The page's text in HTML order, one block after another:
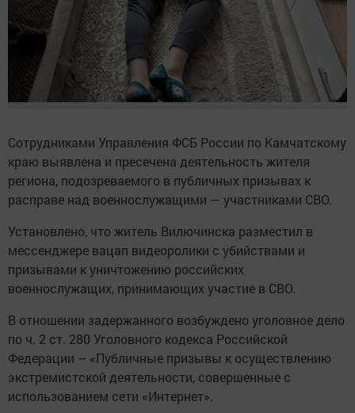
Сотрудниками Управления ФСБ России по Камчатскому
краю выявлена и пресечена деятельность жителя
региона, подозреваемого в публичных призывах к
расправе над военнослужащими — участниками СВО.
Установлено, что житель Вилючинска разместил в
мессенджере вацап видеоролики с убийствами и
призывами к уничтожению российских
военнослужащих, принимающих участие в СВО.
В отношении задержанного возбуждено уголовное дело
по ч. 2 ст. 280 Уголовного кодекса Российской
Федерации – «Публичные призывы к осуществлению
экстремистской деятельности, совершенные с
использованием сети «Интернет».